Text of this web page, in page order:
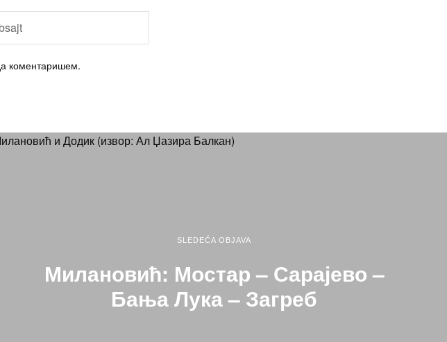
коментаришем.
SLEDEĆA OBJAVA
Милановић: Мостар – Сарајево –
Бања Лука – Загреб